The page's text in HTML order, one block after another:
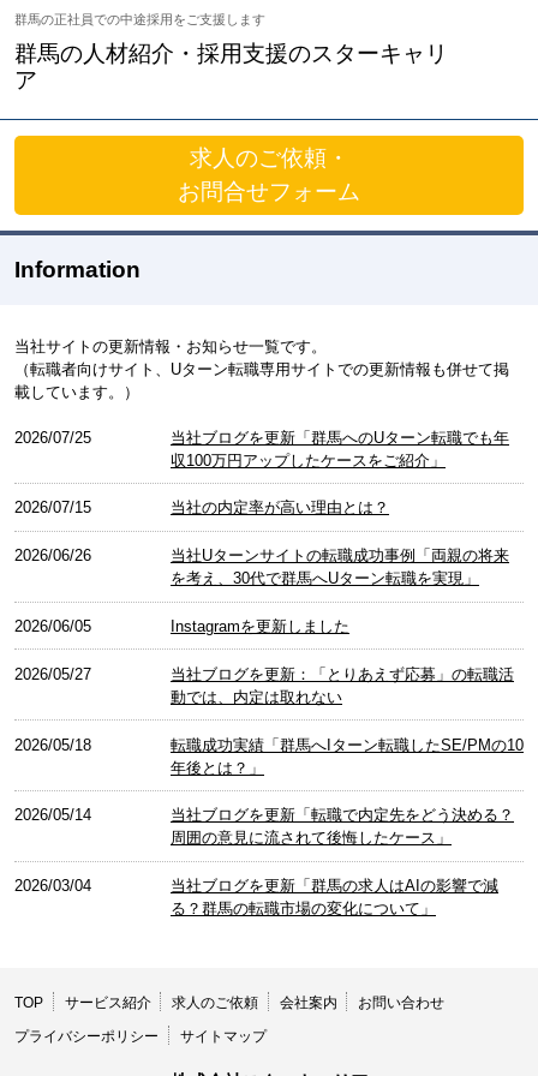
群馬の正社員での中途採用をご支援します
群馬の人材紹介・採用支援のスターキャリ
ア
求人のご依頼・
お問合せフォーム
Information
当社サイトの更新情報・お知らせ一覧です。
（転職者向けサイト、Uターン転職専用サイトでの更新情報も併せて掲
載しています。）
2026/07/25
当社ブログを更新「群馬へのUターン転職でも年
収100万円アップしたケースをご紹介」
2026/07/15 当社の内定率が高い理由とは？
2026/06/26
当社Uターンサイトの転職成功事例「両親の将来
を考え、30代で群馬へUターン転職を実現」
2026/06/05 Instagramを更新しました
2026/05/27
当社ブログを更新：「とりあえず応募」の転職活
動では、内定は取れない
2026/05/18
転職成功実績「群馬へIターン転職したSE/PMの10
年後とは？」
2026/05/14
当社ブログを更新「転職で内定先をどう決める？
周囲の意見に流されて後悔したケース」
2026/03/04
当社ブログを更新「群馬の求人はAIの影響で減
る？群馬の転職市場の変化について」
TOP サービス紹介 求人のご依頼 会社案内
お問い合わせ
プライバシーポリシー
サイトマップ